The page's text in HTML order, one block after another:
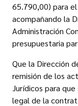
65.790,00) para
acompañando la
Administración
presupuestaria
Que la Dirección
remisión de los
Jurídicos para
legal de la